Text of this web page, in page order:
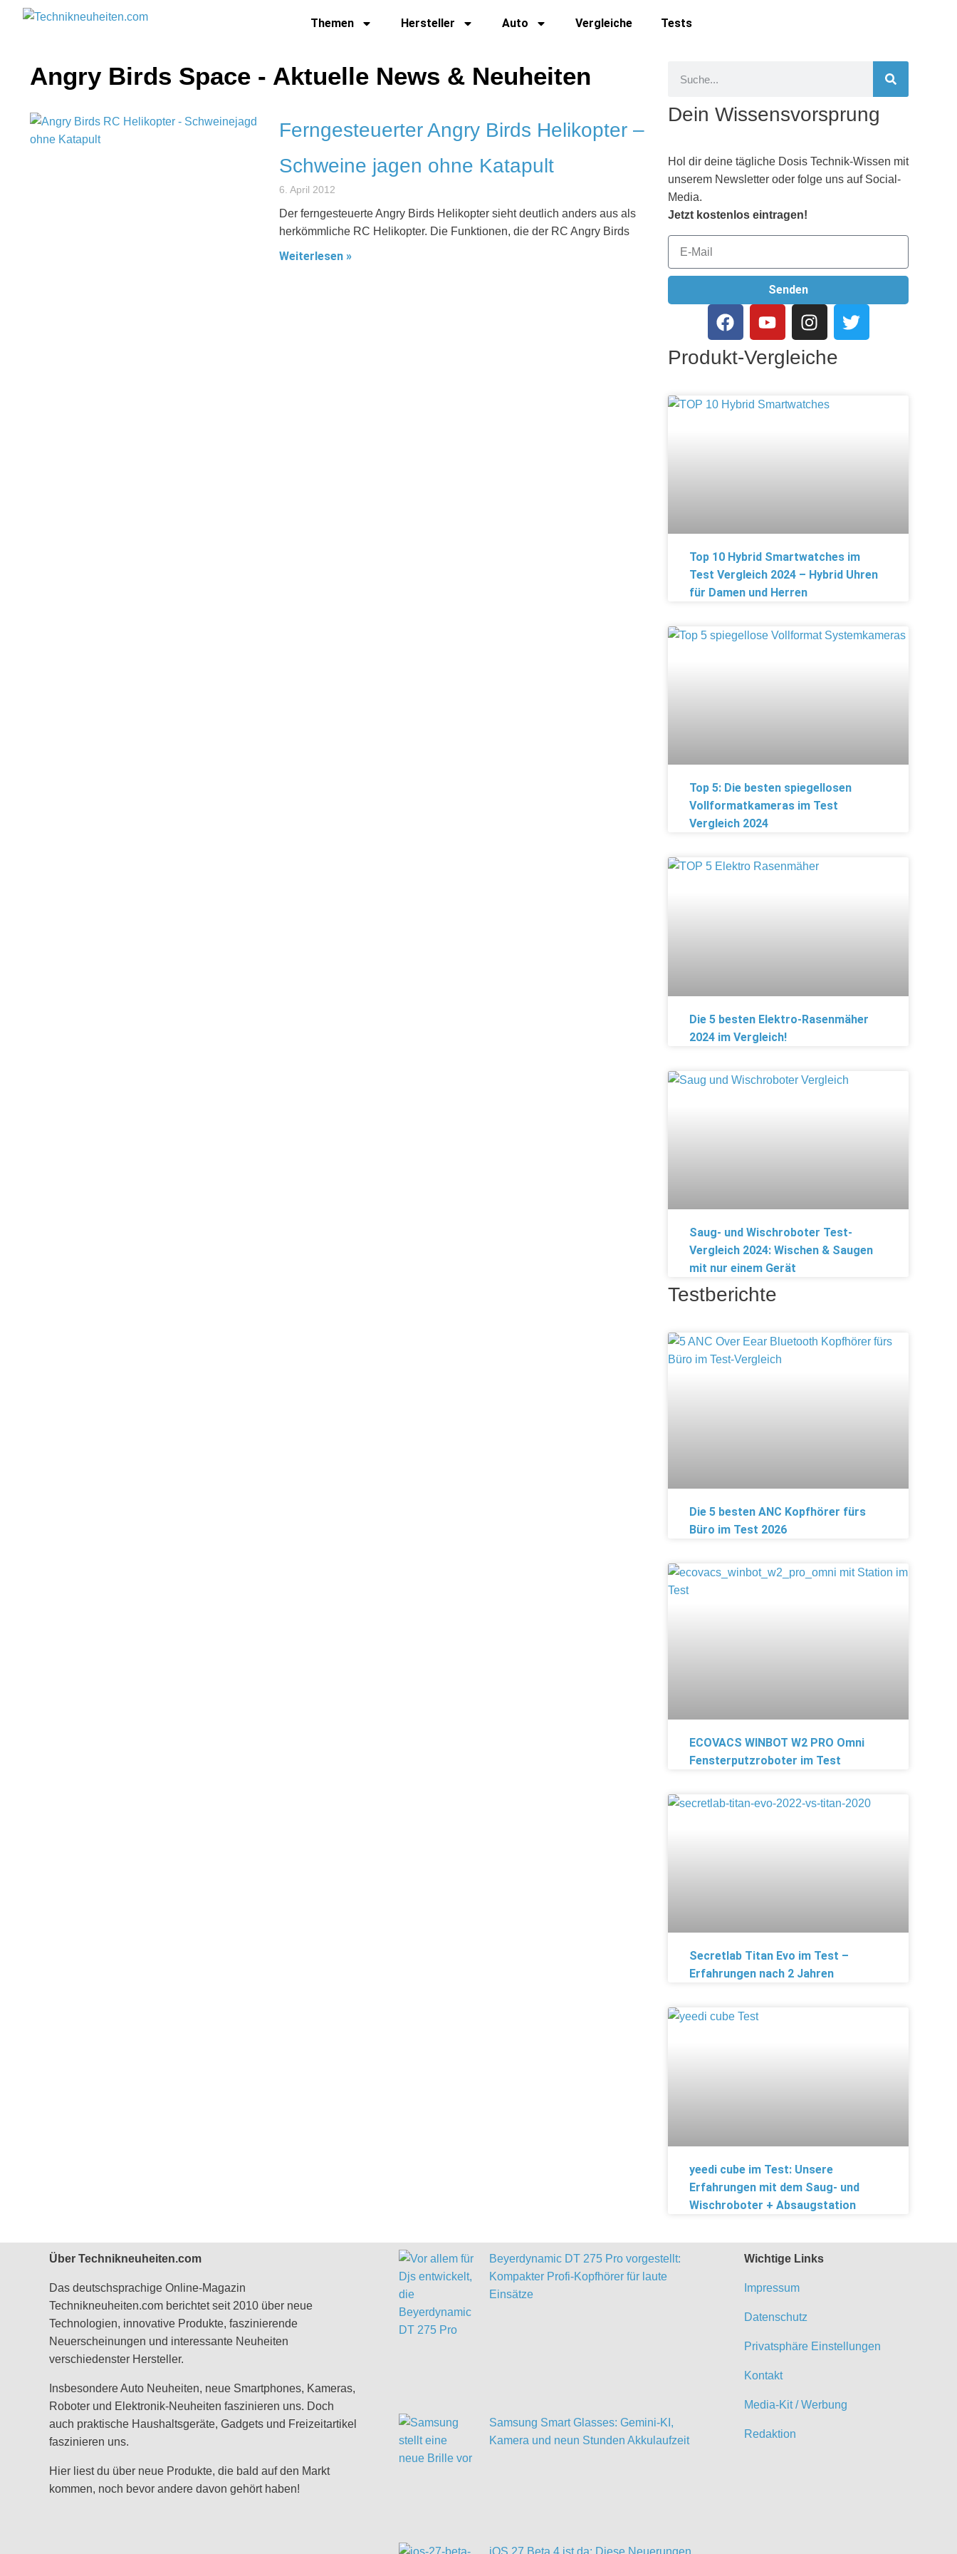
Themen Hersteller Auto Vergleiche Tests
Angry Birds Space - Aktuelle News & Neuheiten
Ferngesteuerter Angry Birds Helikopter –
Schweine jagen ohne Katapult
6. April 2012
Der ferngesteuerte Angry Birds Helikopter sieht deutlich anders aus als
herkömmliche RC Helikopter. Die Funktionen, die der RC Angry Birds
Weiterlesen »
Dein Wissensvorsprung
Hol dir deine tägliche Dosis Technik-Wissen mit
unserem Newsletter oder folge uns auf Social-
Media.
Jetzt kostenlos eintragen!
Senden
Produkt-Vergleiche
Top 10 Hybrid Smartwatches im
Test Vergleich 2024 – Hybrid Uhren
für Damen und Herren
Top 5: Die besten spiegellosen
Vollformatkameras im Test
Vergleich 2024
Die 5 besten Elektro-Rasenmäher
2024 im Vergleich!
Saug- und Wischroboter Test-
Vergleich 2024: Wischen & Saugen
mit nur einem Gerät
Testberichte
Die 5 besten ANC Kopfhörer fürs
Büro im Test 2026
ECOVACS WINBOT W2 PRO Omni
Fensterputzroboter im Test
Secretlab Titan Evo im Test –
Erfahrungen nach 2 Jahren
yeedi cube im Test: Unsere
Erfahrungen mit dem Saug- und
Wischroboter + Absaugstation
Über Technikneuheiten.com
Das deutschsprachige Online-Magazin
Technikneuheiten.com berichtet seit 2010 über neue
Technologien, innovative Produkte, faszinierende
Neuerscheinungen und interessante Neuheiten
verschiedenster Hersteller.
Insbesondere Auto Neuheiten, neue Smartphones, Kameras,
Roboter und Elektronik-Neuheiten faszinieren uns. Doch
auch praktische Haushaltsgeräte, Gadgets und Freizeitartikel
faszinieren uns.
Hier liest du über neue Produkte, die bald auf den Markt
kommen, noch bevor andere davon gehört haben!
Beyerdynamic DT 275 Pro vorgestellt:
Kompakter Profi-Kopfhörer für laute
Einsätze
Samsung Smart Glasses: Gemini-KI,
Kamera und neun Stunden Akkulaufzeit
iOS 27 Beta 4 ist da: Diese Neuerungen
Wichtige Links
Impressum
Datenschutz
Privatsphäre Einstellungen
Kontakt
Media-Kit / Werbung
Redaktion